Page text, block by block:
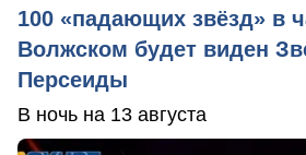
100 «падающих звёзд» в
Волжском будет виден
Персеиды
В ночь на 13 августа